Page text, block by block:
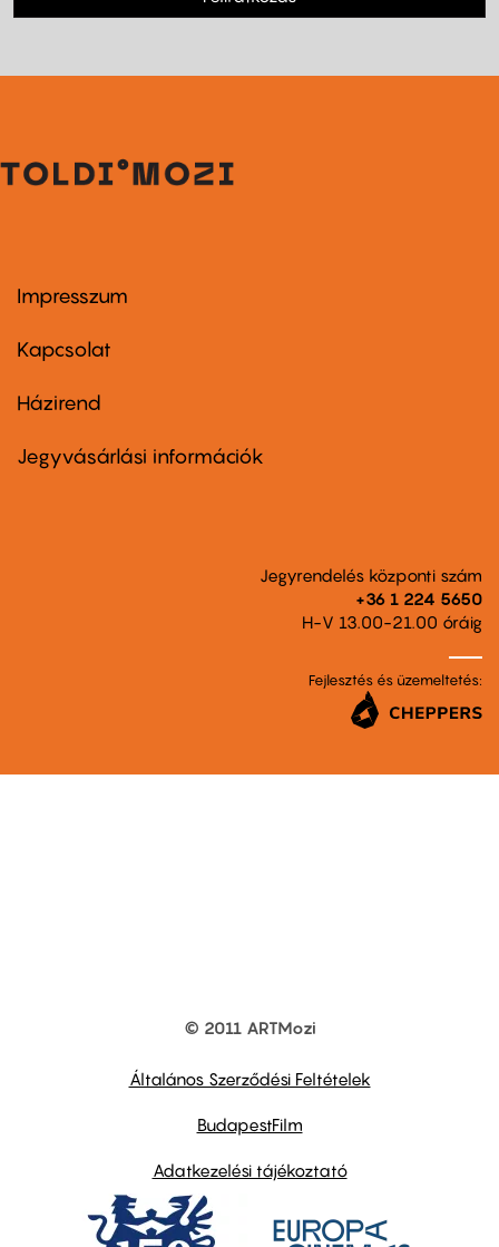
Footer
first
Impresszum
Kapcsolat
Footer
second
Házirend
Jegyvásárlási információk
Jegyrendelés központi szám
+36 1 224 5650
H-V 13.00-21.00 óráig
Fejlesztés és üzemeltetés:
© 2011 ARTMozi
Általános Szerződési Feltételek
BudapestFilm
Adatkezelési tájékoztató